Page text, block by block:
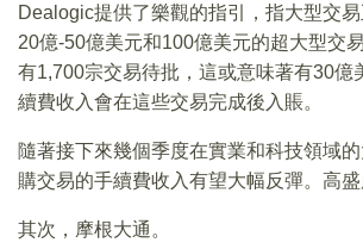
Dealogic提供了樂觀的指引，指大型交
20億-50億美元和100億美元的超大型交
有1,700宗交易待批，這或意味著有30億
續費收入會在這些交易完成後入賬。
隨著接下來幾個季度在實業和科技領域
購交易的手續費收入有望大幅反彈。高盛
其次，摩根大通。